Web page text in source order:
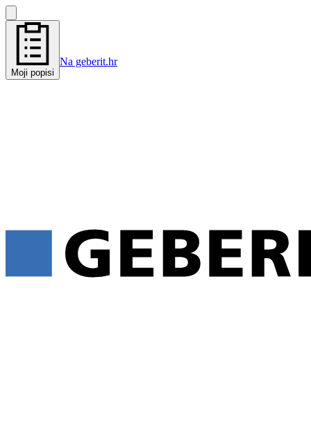
Moji popisi
Na geberit.hr